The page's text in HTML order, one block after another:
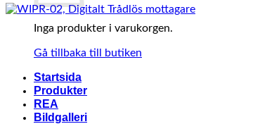
Inga produkter i varukorgen.
Gå tillbaka till butiken
Startsida
Produkter
REA
Bildgalleri